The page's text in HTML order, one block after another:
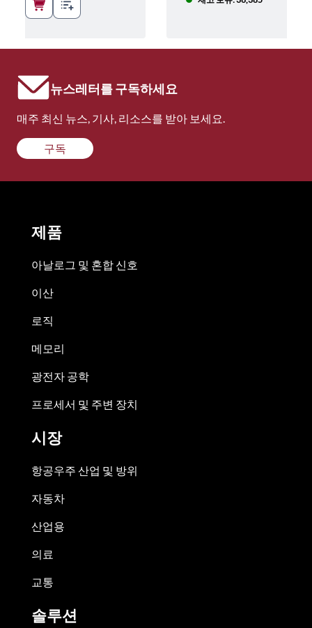
뉴스레터를 구독하세요
매주 최신 뉴스, 기사, 리소스를 받아 보세요.
구독
제품
아날로그 및 혼합 신호
이산
로직
메모리
광전자 공학
프로세서 및 주변 장치
시장
항공우주 산업 및 방위
자동차
산업용
의료
교통
솔루션